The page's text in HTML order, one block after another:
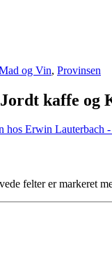
og Vin, Provinsen
kaffe og
hos Erwin Lauterbach
felter er markeret